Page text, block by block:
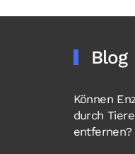
Blog
Können
durch
entfernen?